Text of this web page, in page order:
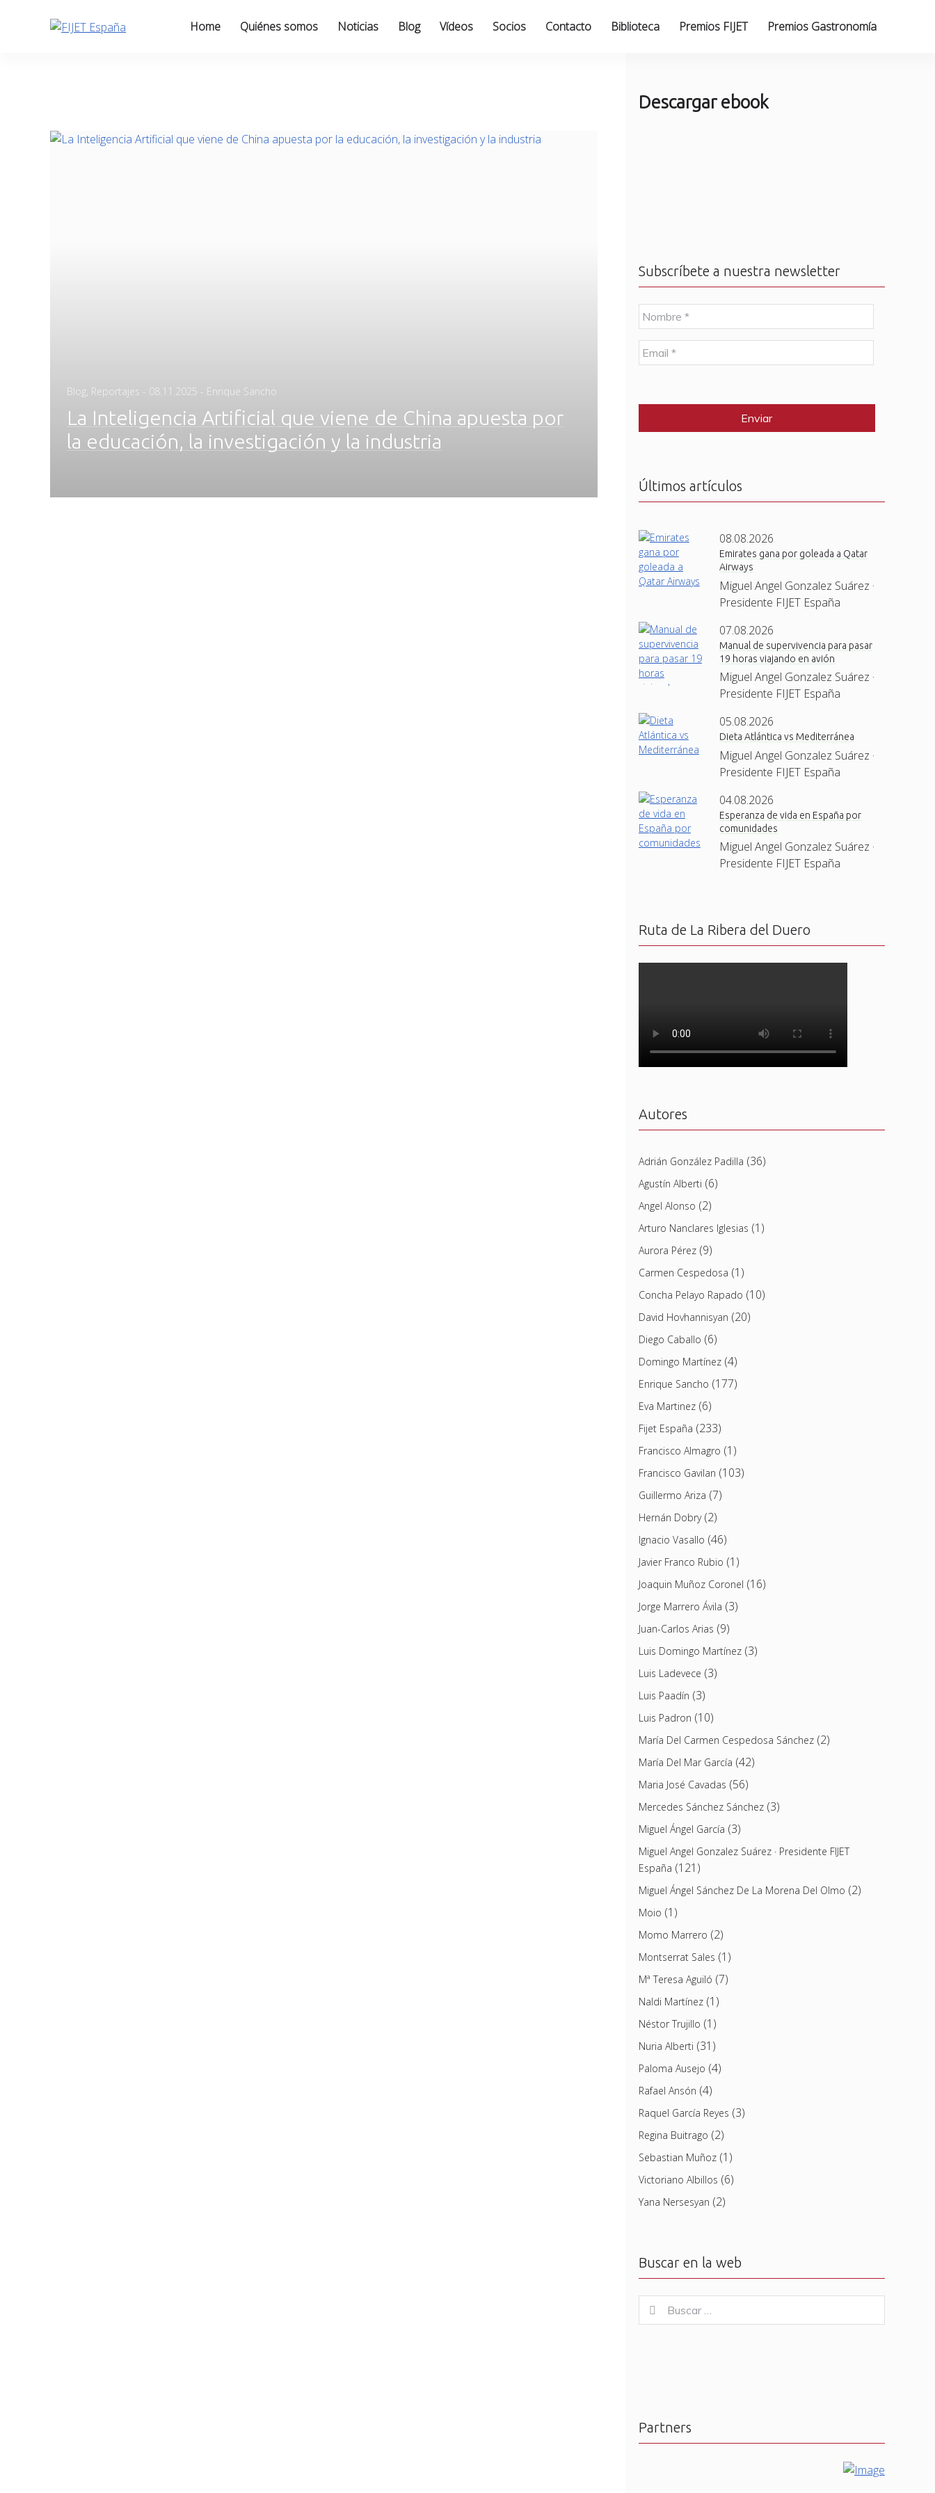
Home Quiénes somos Noticias Blog Vídeos Socios Contacto Biblioteca Premios FIJET Premios Gastronomía
Blog, Reportajes - Posted
08.11.2025 - Enrique Sancho
La Inteligencia Artificial que viene de China apuesta por
la educación, la investigación y la industria
Descargar ebook
Subscríbete a nuestra newsletter
N
o
m
b
r
E
m
l
Últimos artículos
08.08.2026
Emirates gana por goleada a Qatar
Airways
Miguel Angel Gonzalez Suárez ·
Presidente FIJET España
07.08.2026
Manual de supervivencia para pasar
19 horas viajando en avión
Miguel Angel Gonzalez Suárez ·
Presidente FIJET España
05.08.2026
Dieta Atlántica vs Mediterránea
Miguel Angel Gonzalez Suárez ·
Presidente FIJET España
04.08.2026
Esperanza de vida en España por
comunidades
Miguel Angel Gonzalez Suárez ·
Presidente FIJET España
Ruta de La Ribera del Duero
Autores
Adrián González Padilla (36)
Agustín Alberti (6)
Angel Alonso (2)
Arturo Nanclares Iglesias (1)
Aurora Pérez(9)
Carmen Cespedosa (1)
Concha Pelayo Rapado (10)
David Hovhannisyan (20)
Diego Caballo (6)
Domingo Martínez(4)
Enrique Sancho (177)
Eva Martinez(6)
Fijet España (233)
Francisco Almagro (1)
Francisco Gavilan (103)
Guillermo Ariza (7)
Hernán Dobry(2)
Ignacio Vasallo (46)
Javier Franco Rubio (1)
Joaquin Muñoz Coronel (16)
Jorge Marrero Ávila (3)
Juan-Carlos Arias (9)
Luis Domingo Martínez(3)
Luis Ladevece (3)
Luis Paadín (3)
Luis Padron (10)
María Del Carmen Cespedosa Sánchez(2)
María Del Mar García (42)
Maria José Cavadas (56)
Mercedes Sánchez Sánchez(3)
Miguel Ángel García (3)
Miguel Angel Gonzalez Suárez · Presidente FIJET
España (121)
Miguel Ángel Sánchez De La Morena Del Olmo (2)
Moio (1)
Momo Marrero (2)
Montserrat Sales (1)
Mª Teresa Aguiló (7)
Naldi Martínez(1)
Néstor Trujillo (1)
Nuria Alberti (31)
Paloma Ausejo (4)
Rafael Ansón (4)
Raquel García Reyes (3)
Regina Buitrago (2)
Sebastian Muñoz(1)
Victoriano Albillos (6)
Yana Nersesyan (2)
Buscar en la web
for:
Buscar
Partners